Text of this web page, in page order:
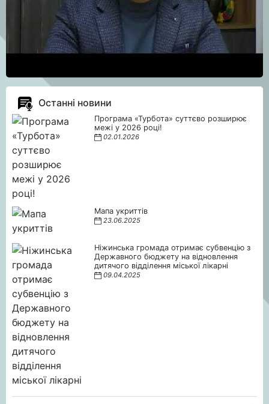
Останні новини
Програма «Турбота» суттєво розширює
межі у 2026 році!
02.01.2026
Мапа укриттів
23.06.2025
Ніжинська громада отримає субвенцію з
Державного бюджету на відновлення
дитячого відділення міської лікарні
09.04.2025